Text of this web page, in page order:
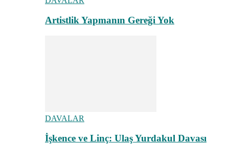
Artistlik Yapmanın Gereği Yok
DAVALAR
İşkence ve Linç: Ulaş Yurdakul Davası